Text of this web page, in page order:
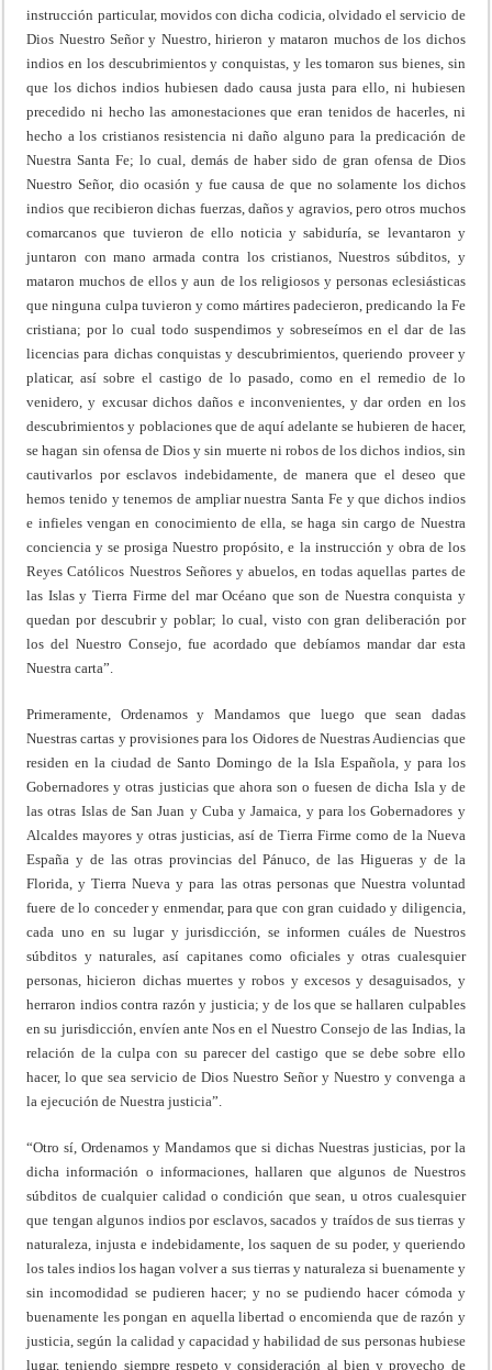
instrucción particular, movidos con dicha codicia, olvidado el servicio de
Dios Nuestro Señor y Nuestro, hirieron y mataron muchos de los dichos
indios en los descubrimientos y conquistas, y les tomaron sus bienes, sin
que los dichos indios hubiesen dado causa justa para ello, ni hubiesen
precedido ni hecho las amonestaciones que eran tenidos de hacerles, ni
hecho a los cristianos resistencia ni daño alguno para la predicación de
Nuestra Santa Fe; lo cual, demás de haber sido de gran ofensa de Dios
Nuestro Señor, dio ocasión y fue causa de que no solamente los dichos
indios que recibieron dichas fuerzas, daños y agravios, pero otros muchos
comarcanos que tuvieron de ello noticia y sabiduría, se levantaron y
juntaron con mano armada contra los cristianos, Nuestros súbditos, y
mataron muchos de ellos y aun de los religiosos y personas eclesiásticas
que ninguna culpa tuvieron y como mártires padecieron, predicando la Fe
cristiana; por lo cual todo suspendimos y sobreseímos en el dar de las
licencias para dichas conquistas y descubrimientos, queriendo proveer y
platicar, así sobre el castigo de lo pasado, como en el remedio de lo
venidero, y excusar dichos daños e inconvenientes, y dar orden en los
descubrimientos y poblaciones que de aquí adelante se hubieren de hacer,
se hagan sin ofensa de Dios y sin muerte ni robos de los dichos indios, sin
cautivarlos por esclavos indebidamente, de manera que el deseo que
hemos tenido y tenemos de ampliar nuestra Santa Fe y que dichos indios
e infieles vengan en conocimiento de ella, se haga sin cargo de Nuestra
conciencia y se prosiga Nuestro propósito, e la instrucción y obra de los
Reyes Católicos Nuestros Señores y abuelos, en todas aquellas partes de
las Islas y Tierra Firme del mar Océano que son de Nuestra conquista y
quedan por descubrir y poblar; lo cual, visto con gran deliberación por
los del Nuestro Consejo, fue acordado que debíamos mandar dar esta
Nuestra carta”.
Primeramente, Ordenamos y Mandamos que luego que sean dadas
Nuestras cartas y provisiones para los Oidores de Nuestras Audiencias que
residen en la ciudad de Santo Domingo de la Isla Española, y para los
Gobernadores y otras justicias que ahora son o fuesen de dicha Isla y de
las otras Islas de San Juan y Cuba y Jamaica, y para los Gobernadores y
Alcaldes mayores y otras justicias, así de Tierra Firme como de la Nueva
España y de las otras provincias del Pánuco, de las Higueras y de la
Florida, y Tierra Nueva y para las otras personas que Nuestra voluntad
fuere de lo conceder y enmendar, para que con gran cuidado y diligencia,
cada uno en su lugar y jurisdicción, se informen cuáles de Nuestros
súbditos y naturales, así capitanes como oficiales y otras cualesquier
personas, hicieron dichas muertes y robos y excesos y desaguisados, y
herraron indios contra razón y justicia; y de los que se hallaren culpables
en su jurisdicción, envíen ante Nos en el Nuestro Consejo de las Indias, la
relación de la culpa con su parecer del castigo que se debe sobre ello
hacer, lo que sea servicio de Dios Nuestro Señor y Nuestro y convenga a
la ejecución de Nuestra justicia”.
“Otro sí, Ordenamos y Mandamos que si dichas Nuestras justicias, por la
dicha información o informaciones, hallaren que algunos de Nuestros
súbditos de cualquier calidad o condición que sean, u otros cualesquier
que tengan algunos indios por esclavos, sacados y traídos de sus tierras y
naturaleza, injusta e indebidamente, los saquen de su poder, y queriendo
los tales indios los hagan volver a sus tierras y naturaleza si buenamente y
sin incomodidad se pudieren hacer; y no se pudiendo hacer cómoda y
buenamente les pongan en aquella libertad o encomienda que de razón y
justicia, según la calidad y capacidad y habilidad de sus personas hubiese
lugar, teniendo siempre respeto y consideración al bien y provecho de